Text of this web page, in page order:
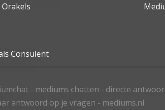
Consulent
- mediums chatten - directe
antwoord op je vragen - mediums.nl